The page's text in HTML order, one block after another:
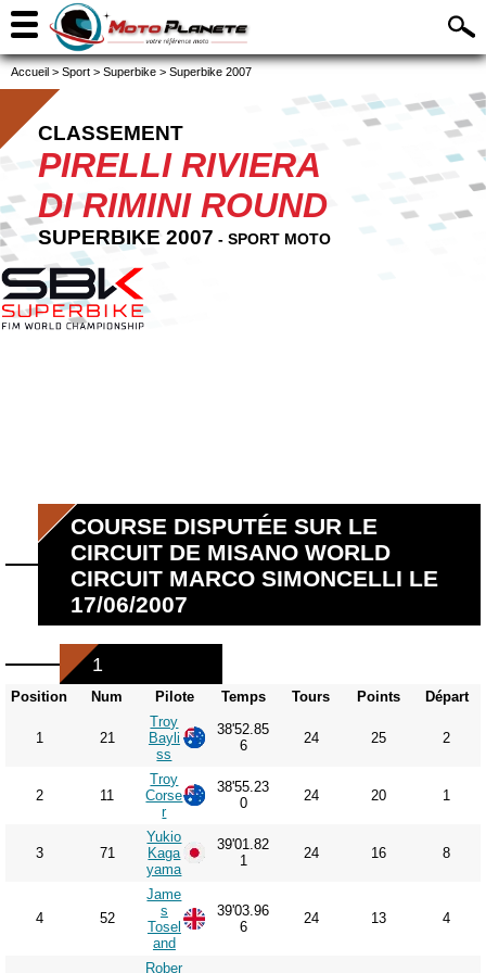
Accueil > Sport > Superbike > Superbike 2007
CLASSEMENT
PIRELLI RIVIERA
DI RIMINI ROUND
SUPERBIKE 2007 - SPORT MOTO
COURSE DISPUTÉE SUR LE
CIRCUIT DE MISANO WORLD
CIRCUIT MARCO SIMONCELLI LE
17/06/2007
1
Position Num Pilote Temps Tours Points Départ
1 21
Troy
Bayli
ss
38'52.85
6
24 25 2
2 11
Troy
Corse
r
38'55.23
0
24 20 1
3 71
Yukio
Kaga
yama
39'01.82
1
24 16 8
4 52
Jame
s
Tosel
and
39'03.96
6
24 13 4
Rober